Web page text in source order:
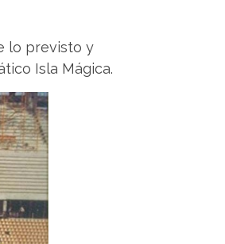
lo previsto y
Isla Mágica.